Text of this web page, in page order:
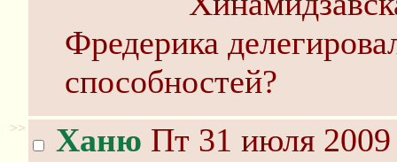
Фредерика
способностей?
>> Ханю Пт 31 июля